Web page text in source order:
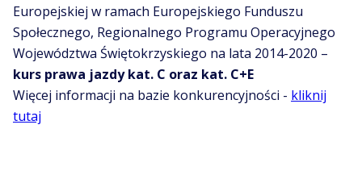
Europejskiej w ramach Europejskiego Funduszu
Społecznego, Regionalnego Programu Operacyjnego
Województwa Świętokrzyskiego na lata 2014-2020 –
kurs prawa jazdy kat. C oraz kat. C+E
Więcej informacji na bazie konkurencyjności - kliknij
tutaj